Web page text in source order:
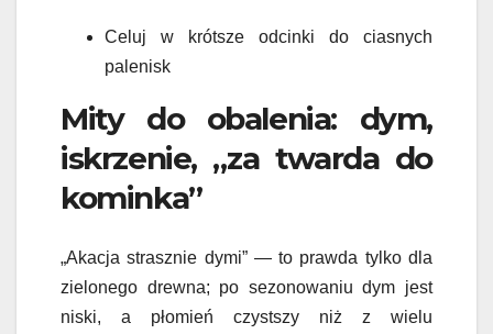
Celuj w krótsze odcinki do ciasnych
palenisk
Mity do obalenia: dym,
iskrzenie, „za twarda do
kominka”
„Akacja strasznie dymi” — to prawda tylko dla
zielonego drewna; po sezonowaniu dym jest
niski, a płomień czystszy niż z wielu